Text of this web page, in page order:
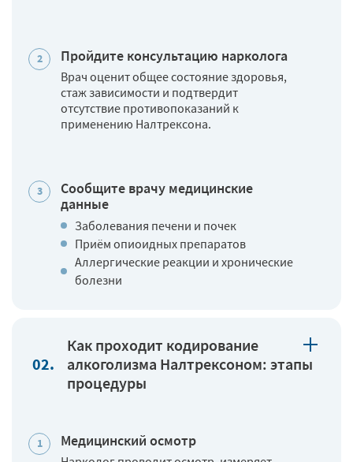
Пройдите консультацию нарколога
Врач оценит общее состояние здоровья,
стаж зависимости и подтвердит
отсутствие противопоказаний к
применению Налтрексона.
Сообщите врачу медицинские
данные
Заболевания печени и почек
Приём опиоидных препаратов
Аллергические реакции и хронические
болезни
Как проходит кодирование
алкоголизма Налтрексоном: этапы
процедуры
Медицинский осмотр